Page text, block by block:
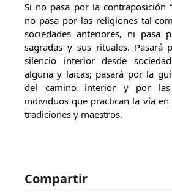
Si no pasa por la contraposición
no pasa por las religiones tal
sociedades anteriores, ni pasa
sagradas y sus rituales. Pasará
silencio interior desde
alguna y laicas; pasará por la
del camino interior y por las
individuos que practican la vía en
tradiciones y maestros.
Compartir